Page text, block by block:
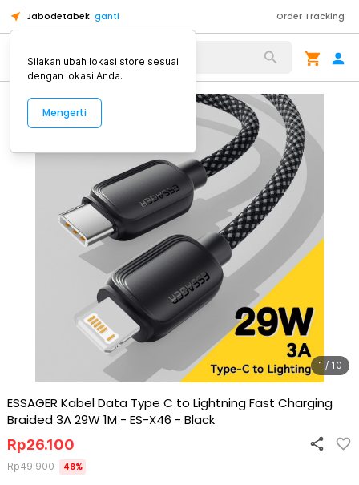
Jabodetabek ganti Order Tracking
Alat Kopi
1 / 10
ESSAGER Kabel Data Type C to Lightning Fast Charging
Braided 3A 29W 1M - ES-X46 - Black
Rp26.100
Rp49.900 48%
Silakan ubah lokasi store sesuai
dengan lokasi Anda.
Mengerti